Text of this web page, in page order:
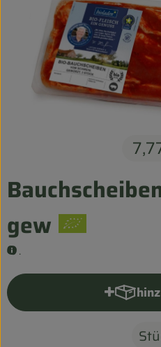
ANGEBOT
Entspannt durch die
Obst & Gemüse
Getränke
Kosmetik
Biohof erleben
gew
.